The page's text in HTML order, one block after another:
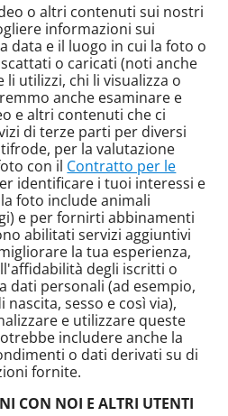
o altri contenuti sui nostri
informazioni sui
data e il luogo in cui la foto o
o caricati (noti anche
li utilizzi, chi li visualizza o
anche esaminare e
e altri contenuti che ci
di terze parti per diversi
per la valutazione
con il Contratto per le
identificare i tuoi interessi e
foto include animali
e per fornirti abbinamenti
abilitati servizi aggiuntivi
la tua esperienza,
degli iscritti o
dati personali (ad esempio,
sesso e così via),
e utilizzare queste
includere anche la
o dati derivati ​​su di
fornite.
CON NOI E ALTRI UTENTI